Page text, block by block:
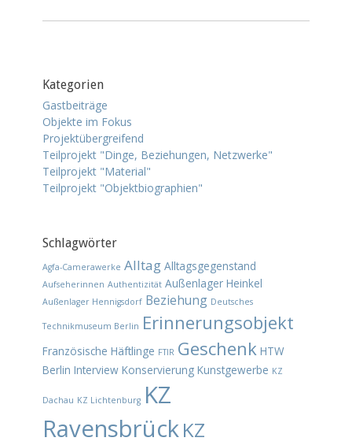
Kategorien
Gastbeiträge
Objekte im Fokus
Projektübergreifend
Teilprojekt "Dinge, Beziehungen, Netzwerke"
Teilprojekt "Material"
Teilprojekt "Objektbiographien"
Schlagwörter
Agfa-Camerawerke Alltag Alltagsgegenstand
Aufseherinnen Authentizität Außenlager Heinkel
Außenlager Hennigsdorf Beziehung Deutsches
Technikmuseum Berlin Erinnerungsobjekt
Französische Häftlinge FTIR Geschenk HTW
Berlin Interview Konservierung Kunstgewerbe KZ
Dachau KZ Lichtenburg KZ
RavensbrückKZ